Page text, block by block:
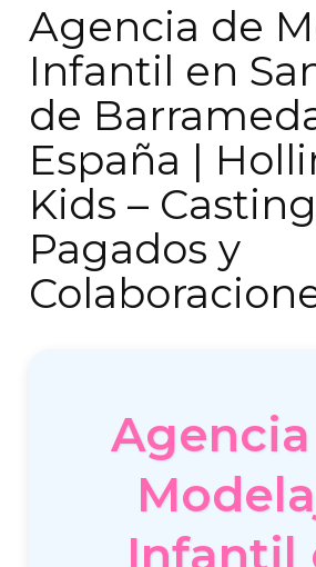
Agencia de
Infantil en
de
España |
Kids –
Pagados y
Infantil